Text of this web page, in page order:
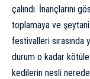
çalındı. İnançlarını
toplamaya ve
festivalleri sırasında
durum o kadar
kedilerin nesli